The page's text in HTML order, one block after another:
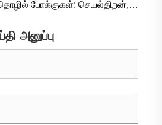
போக்குகள்: செயல்திறன்,
அனுப்பு